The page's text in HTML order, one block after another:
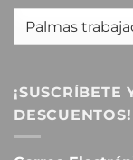
¡SUSCRÍBETE
DESCUENTOS!